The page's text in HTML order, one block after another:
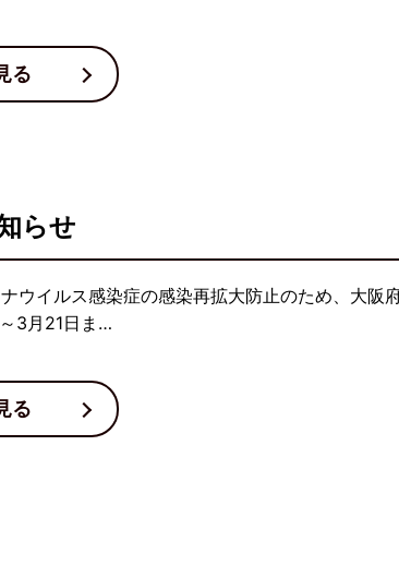
る
らせ
ウイルス感染症の感染再拡大防止のため、大阪
3月21日ま…
る